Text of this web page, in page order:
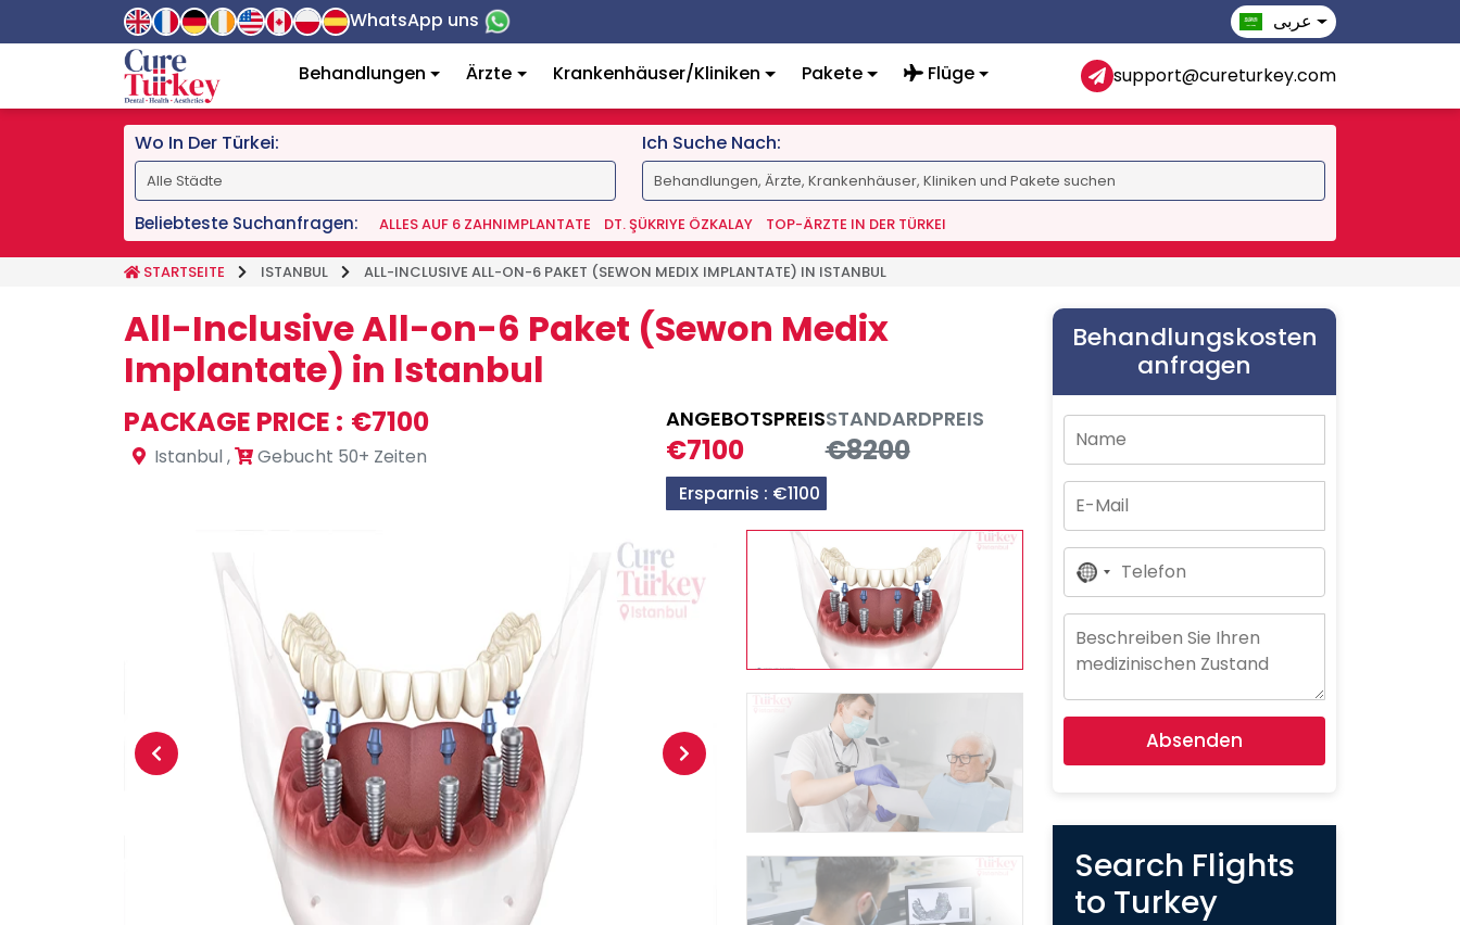
WhatsApp uns عربى
Behandlungen Ärzte Krankenhäuser/Kliniken Pakete Flüge support@cureturkey.com
Wo In Der Türkei: Ich Suche Nach:
Beliebteste Suchanfragen: ALLES AUF 6 ZAHNIMPLANTATE DT. ŞÜKRIYE ÖZKALAY TOP-ÄRZTE IN DER TÜRKEI
STARTSEITE ISTANBUL ALL-INCLUSIVE ALL-ON-6 PAKET (SEWON MEDIX IMPLANTATE) IN ISTANBUL
All-Inclusive All-on-6 Paket (Sewon Medix
Implantate) in Istanbul
PACKAGE PRICE : €7100
Istanbul , Gebucht 50+ Zeiten
ANGEBOTSPREIS
€7100
STANDARDPREIS
€8200
Ersparnis : €1100
Previous Next
Behandlungskosten
anfragen
No
Country
Selected
Absenden
Search Flights
to Turkey